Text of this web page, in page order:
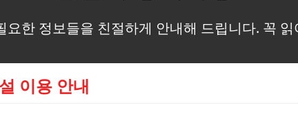
요한 정보들을 친절하게 안내해 드립니다. 꼭
이용 안내